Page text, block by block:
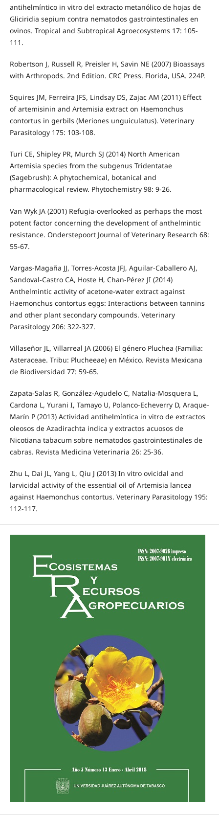
antihelmíntico in vitro del extracto metanólico de hojas de
Gliciridia sepium contra nematodos gastrointestinales en
ovinos. Tropical and Subtropical Agroecosystems 17: 105-
111.
Robertson J, Russell R, Preisler H, Savin NE (2007) Bioassays
with Arthropods. 2nd Edition. CRC Press. Florida, USA. 224P.
Squires JM, Ferreira JFS, Lindsay DS, Zajac AM (2011) Effect
of artemisinin and Artemisia extract on Haemonchus
contortus in gerbils (Meriones unguiculatus). Veterinary
Parasitology 175: 103-108.
Turi CE, Shipley PR, Murch SJ (2014) North American
Artemisia species from the subgenus Tridentatae
(Sagebrush): A phytochemical, botanical and
pharmacological review. Phytochemistry 98: 9-26.
Van Wyk JA (2001) Refugia-overlooked as perhaps the most
potent factor concerning the development of anthelmintic
resistance. Onderstepoort Journal of Veterinary Research 68:
55-67.
Vargas-Magaña JJ, Torres-Acosta JFJ, Aguilar-Caballero AJ,
Sandoval-Castro CA, Hoste H, Chan-Pérez JI (2014)
Anthelmintic activity of acetone-water extract against
Haemonchus contortus eggs: Interactions between tannins
and other plant secondary compounds. Veterinary
Parasitology 206: 322-327.
Villaseñor JL, Villarreal JA (2006) El género Pluchea (Familia:
Asteraceae. Tribu: Plucheeae) en México. Revista Mexicana
de Biodiversidad 77: 59-65.
Zapata-Salas R, González-Agudelo C, Natalia-Mosquera L,
Cardona L, Yurani I, Tamayo U, Polanco-Echeverry D, Araque-
Marín P (2013) Actividad antihelmíntica in vitro de extractos
oleosos de Azadirachta indica y extractos acuosos de
Nicotiana tabacum sobre nematodos gastrointestinales de
cabras. Revista Medicina Veterinaria 26: 25-36.
Zhu L, Dai JL, Yang L, Qiu J (2013) In vitro ovicidal and
larvicidal activity of the essential oil of Artemisia lancea
against Haemonchus contortus. Veterinary Parasitology 195:
112-117.